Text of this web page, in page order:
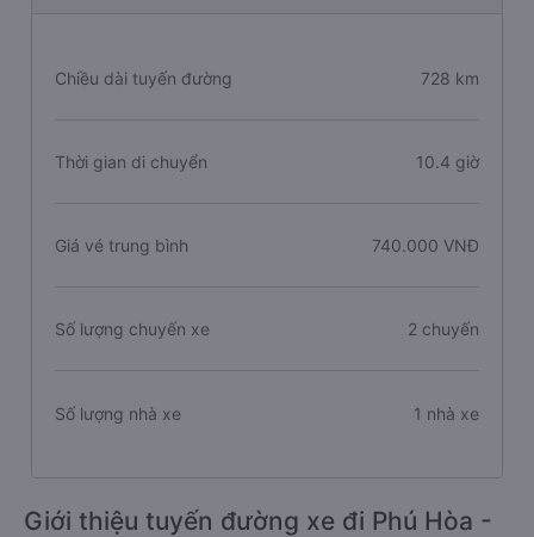
Chiều dài tuyến đường 728 km
Thời gian di chuyển 10.4 giờ
Giá vé trung bình 740.000 VNĐ
Số lượng chuyến xe 2 chuyến
Số lượng nhà xe 1 nhà xe
Giới thiệu tuyến đường xe đi Phú Hòa -